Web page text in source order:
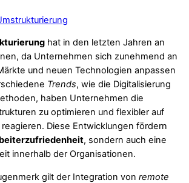
hat in den letzten Jahren an
da Unternehmen sich zunehmend an
und neuen Technologien anpassen
Trends, wie die Digitalisierung
haben Unternehmen die
zu optimieren und flexibler auf
Diese Entwicklungen fördern
, sondern auch eine
innerhalb der Organisationen.
gilt der Integration von remote